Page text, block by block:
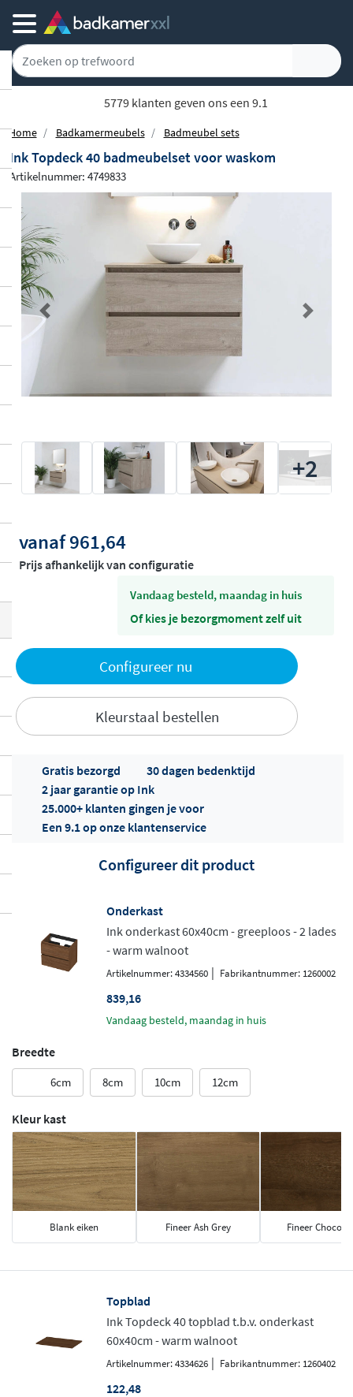
5779 klanten geven ons een 9.1
Home Badkamermeubels Badmeubel sets
Ink Topdeck 40 badmeubelset voor waskom
Artikelnummer: 4749833
Previous Next
+2
vanaf961,64
Prijs afhankelijk van configuratie
vandaag besteld, maandag in huis
Of kies je bezorgmoment zelf uit
Configureer nu
Kleurstaal bestellen
Toevoegen
aan offerte
Offertes
Gratis bezorgd
30 dagen bedenktijd
2 jaar garantie op Ink
25.000+ klanten gingen je voor
Een 9.1 op onze klantenservice
Configureer dit product
Onderkast
Ink onderkast 60x40cm - greeploos - 2 lades
- warm walnoot
Artikelnummer: 4334560 | Fabrikantnummer: 1260002
839,16
vandaag besteld, maandag in huis
Breedte
6cm 8cm 10cm 12cm
Kleur kast
Blank eiken Fineer Ash Grey Fineer
Topblad
Ink Topdeck 40 topblad t.b.v. onderkast
60x40cm - warm walnoot
Artikelnummer: 4334626 | Fabrikantnummer: 1260402
122,48